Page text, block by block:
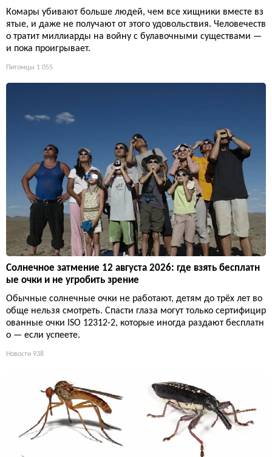
Комары убивают больше людей, чем все хищники вместе вз
ятые, и даже не получают от этого удовольствия. Человечеств
о тратит миллиарды на войну с булавочными существами —
и пока проигрывает.
Питомцы 1 055
Солнечное затмение 12 августа 2026: где взять бесплатн
ые очки и не угробить зрение
Обычные солнечные очки не работают, детям до трёх лет во
обще нельзя смотреть. Спасти глаза могут только сертифицир
ованные очки ISO 12312-2, которые иногда раздают бесплатн
о — если успеете.
Новости 938